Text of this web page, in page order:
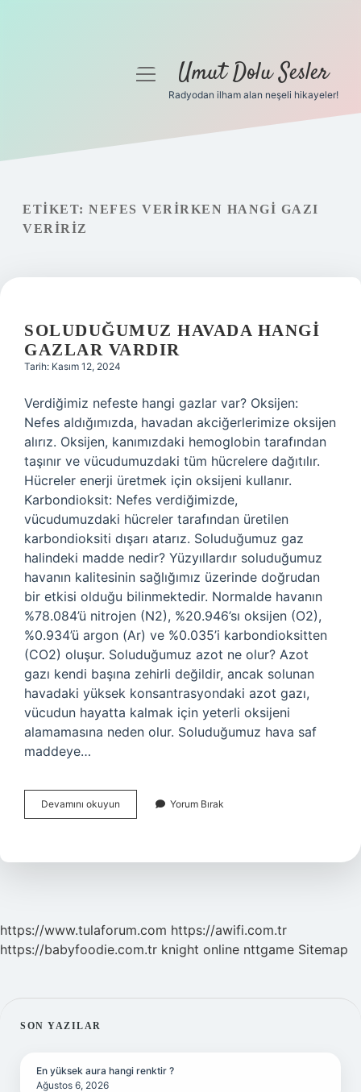
Gizlilik Politikası
Hakkımızda
menüyüUmut Dolu Sesler
Radyodan ilham alan neşeli hikayeler!
ETIKET: NEFES VERIRKEN HANGI GAZI
VERIRIZ
SOLUDUĞUMUZ HAVADA HANGI
GAZLAR VARDIR
Tarih: Kasım 12, 2024
Verdiğimiz nefeste hangi gazlar var? Oksijen:
Nefes aldığımızda, havadan akciğerlerimize oksijen
alırız. Oksijen, kanımızdaki hemoglobin tarafından
taşınır ve vücudumuzdaki tüm hücrelere dağıtılır.
Hücreler enerji üretmek için oksijeni kullanır.
Karbondioksit: Nefes verdiğimizde,
vücudumuzdaki hücreler tarafından üretilen
karbondioksiti dışarı atarız. Soluduğumuz gaz
halindeki madde nedir? Yüzyıllardır soluduğumuz
havanın kalitesinin sağlığımız üzerinde doğrudan
bir etkisi olduğu bilinmektedir. Normalde havanın
%78.084’ü nitrojen (N2), %20.946’sı oksijen (O2),
%0.934’ü argon (Ar) ve %0.035’i karbondioksitten
(CO2) oluşur. Soluduğumuz azot ne olur? Azot
gazı kendi başına zehirli değildir, ancak solunan
havadaki yüksek konsantrasyondaki azot gazı,
vücudun hayatta kalmak için yeterli oksijeni
alamamasına neden olur. Soluduğumuz hava saf
maddeye…
Devamını okuyun Soluduğumuz
Havada
Vardır
Yorum Bırak
https://www.tulaforum.com https://awifi.com.tr
https://babyfoodie.com.tr knight online nttgame Sitemap
SIDEBAR
SON YAZILAR
En yüksek aura hangi renktir ?
Ağustos 6, 2026